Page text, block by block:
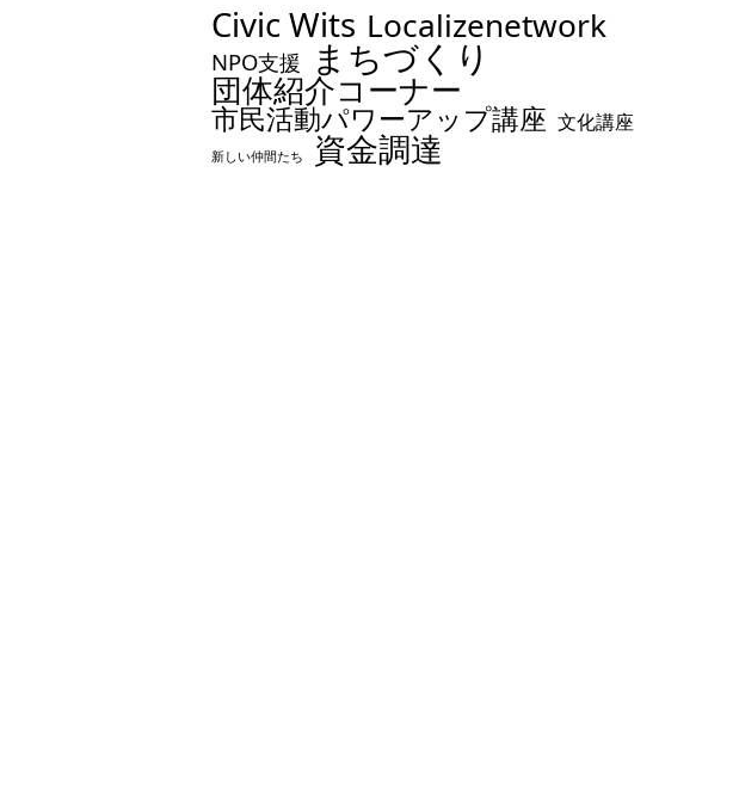
Civic Wits Localizenetwork
NPO支援 まちづくり
団体紹介コーナー
市民活動パワーアップ講座 文化講座
新しい仲間たち 資金調達